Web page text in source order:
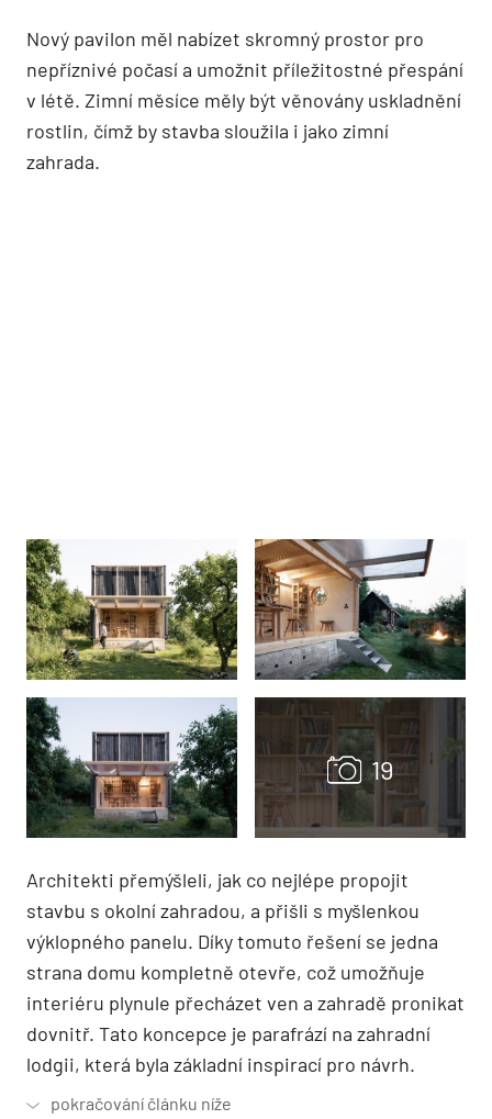
Nový pavilon měl nabízet skromný prostor pro
nepříznivé počasí a umožnit příležitostné přespání
v létě. Zimní měsíce měly být věnovány uskladnění
rostlin, čímž by stavba sloužila i jako zimní
zahrada.
Architekti přemýšleli, jak co nejlépe propojit
stavbu s okolní zahradou, a přišli s myšlenkou
výklopného panelu. Díky tomuto řešení se jedna
strana domu kompletně otevře, což umožňuje
interiéru plynule přecházet ven a zahradě pronikat
dovnitř. Tato koncepce je parafrází na zahradní
lodgii, která byla základní inspirací pro návrh.